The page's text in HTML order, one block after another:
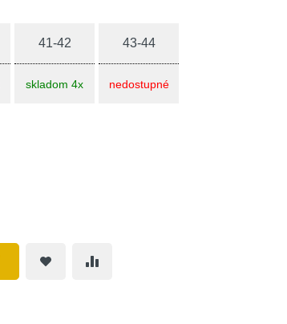
41-42
skladom 4x
43-44
nedostupné